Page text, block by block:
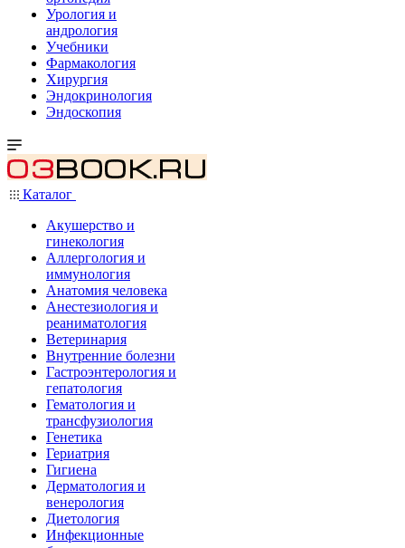
Урология и
андрология
Учебники
Фармакология
Хирургия
Эндокринология
Эндоскопия
Каталог
Акушерство и
гинекология
Аллергология и
иммунология
Анатомия человека
Анестезиология и
реаниматология
Ветеринария
Внутренние болезни
Гастроэнтерология и
гепатология
Гематология и
трансфузиология
Генетика
Гериатрия
Гигиена
Дерматология и
венерология
Диетология
Инфекционные